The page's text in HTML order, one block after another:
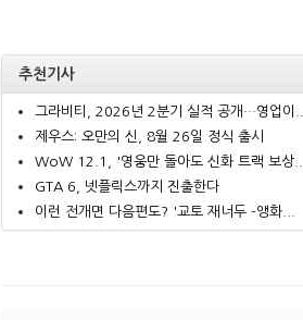
추천기사
그라비티, 2026년 2분기 실적 공개…영업이...
제우스: 오만의 신, 8월 26일 정식 출시
WoW 12.1, '영웅만 돌아도 신화 트랙 보상...
GTA 6, 넷플릭스까지 진출한다
이런 전개면 다음편도? '교토 재너두 -앵화...